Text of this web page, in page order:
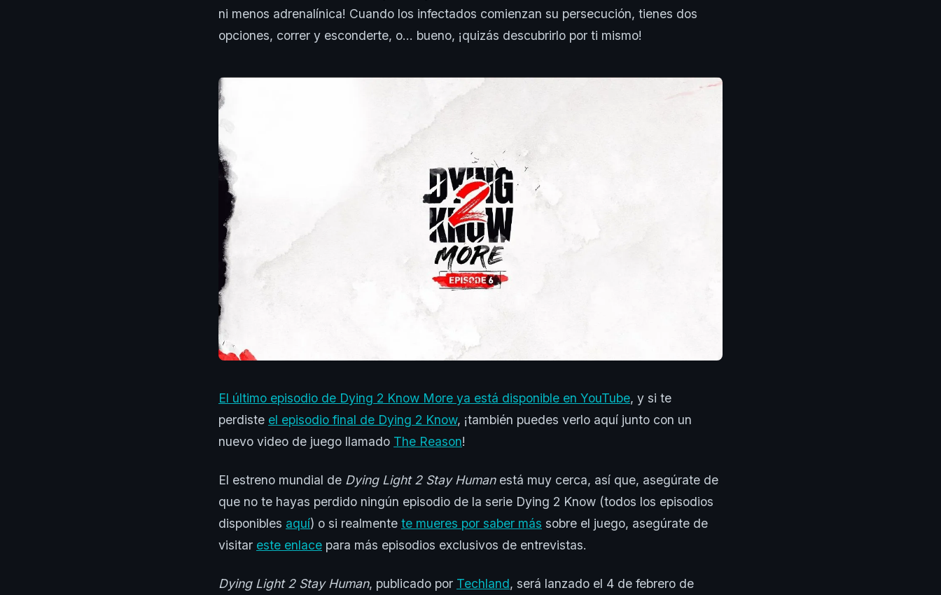
ni menos adrenalínica! Cuando los infectados comienzan su persecución, tienes dos
opciones, correr y esconderte, o… bueno, ¡quizás descubrirlo por ti mismo!
El último episodio de Dying 2 Know More ya está disponible en YouTube, y si te
perdiste el episodio final de Dying 2 Know, ¡también puedes verlo aquí junto con un
nuevo video de juego llamado The Reason!
El estreno mundial de Dying Light 2 Stay Humanestá muy cerca, así que, asegúrate de
que no te hayas perdido ningún episodio de la serie Dying 2 Know (todos los episodios
disponibles aquí) o si realmente te mueres por saber más sobre el juego, asegúrate de
visitar este enlace para más episodios exclusivos de entrevistas.
Dying Light 2 Stay Human, publicado por Techland, será lanzado el 4 de febrero de